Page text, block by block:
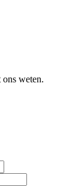
ons weten.